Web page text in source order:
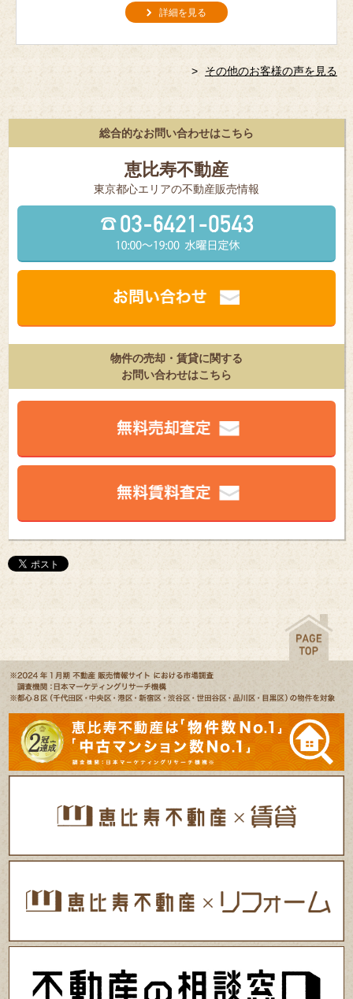
詳細を見る
その他のお客様の声を見る
総合的なお問い合わせはこちら
恵比寿不動産
東京都⼼エリアの不動産販売情報
物件の売却・賃貸に関する
お問い合わせはこちら